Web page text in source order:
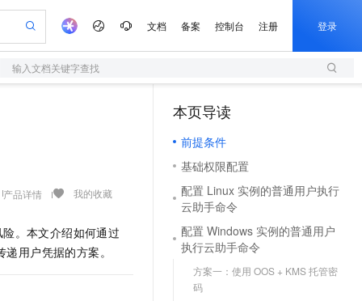
文档 备案 控制台 注册 登录
输入文档关键字查找
产品详情 我的收藏
。本文介绍如何通过
用户凭据的方案。
本页导读
前提条件
基础权限配置
配置 Linux 实例的普通用户执行
云助手命令
配置 Windows 实例的普通用户
执行云助手命令
方案一：使用 OOS + KMS 托管密
码
1.1-T2V
语音识别与合成
Qwen3-TTS-Flash
离线语音合成大模型，多语言方言自适应，低延迟高稳定
全托管，含MySQL、PostgreSQL、SQL Server、MariaDB多引擎
能体编程平台
轻量应用服务器
数字证书管理服务（原SSL证书）
实现全站HTTPS，呈现可信的WEB访问
短信服务
大数据开发治理平台 DataWorks
V4-Pro
专属 QwenPaw HOT
从聊天伙伴进化为能主动干活的本地数字员工
一句话生成原生可编辑精美 PPT 文稿
输入一句话想法, 轻松生成专业的 PPT
一键部署幻兽帕鲁游戏服务器
一键购买专属联机服务器，轻松开启游戏
漫剧工坊：一站式动画创作平台
快速生产连贯的高质量长漫剧
10 分钟搭建微信、支付宝小程序
高效部署网站，快速应用到小程序
创作，一键激活电商全链路生产力
成，高效打造优质广告素材
AI 活动
AI 生产力先锋
先锋实践拓展 AI 生产力的边界
飞天发布时刻
所见，即是所愿
AI 实训营
从基础到进阶，Agent 创客手把手教你
创新加速
阿里云 OPC 创新助力计划
Token 补贴，五大权
益加速 OPC 成功
专业服务
公司注册
上云迁移
计划 服务伙伴合作计划
Al MaaS 服务伙伴赋能合作
伙伴信用分合作计划
更多支持
合作伙伴培训与认证
登录合作伙伴管理后台
开发者社区
我要反馈
加入我们
校园招聘